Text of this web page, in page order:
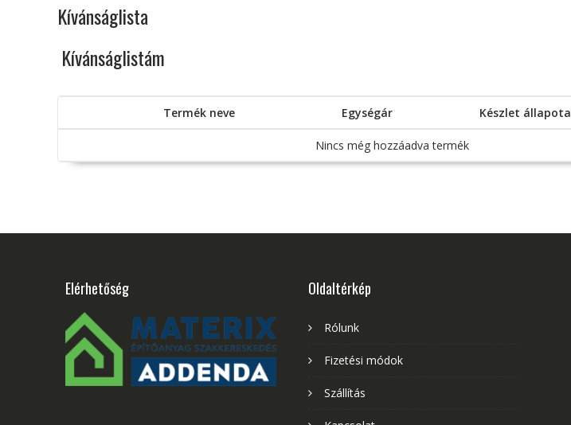
Kívánságlista
Kívánságlistám
Termék neve Egységár Készlet állapota
Nincs még hozzáadva termék
Elérhetőség Oldaltérkép
Rólunk
Fizetési módok
Szállítás